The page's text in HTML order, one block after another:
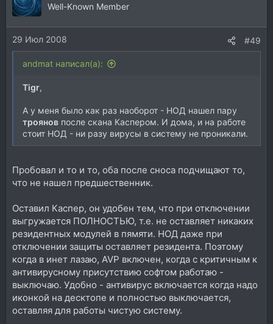
Well-Known Member
29 Июл 2008 #49
andmat написал(а):
Tigr,
А у меня было как раз наоборот - НОД нашел пару
троянов после скана Каспером. И дома, и на работе
стоит НОД - ни разу вирусы в систему не проникали.
Пробовал и то и то, оба после сноса подчищают то,
что не нашел предшественник.
Оставил Каспер, он удобен тем, что при отключении
выгружается ПОЛНОСТЬЮ, т.е. не оставляет никаких
резидентных модулей в пямяти. НОД даже при
отключении защиты оставляет резидента. Поэтому
когда в инет лазаю, AVP включен, когда с критичным к
антивирусному присутствию софтом работаю -
выключаю. Удобно - антивирус включается когда надо
иконкой на десктопе и полностью выключается,
оставляя для работы чистую систему.